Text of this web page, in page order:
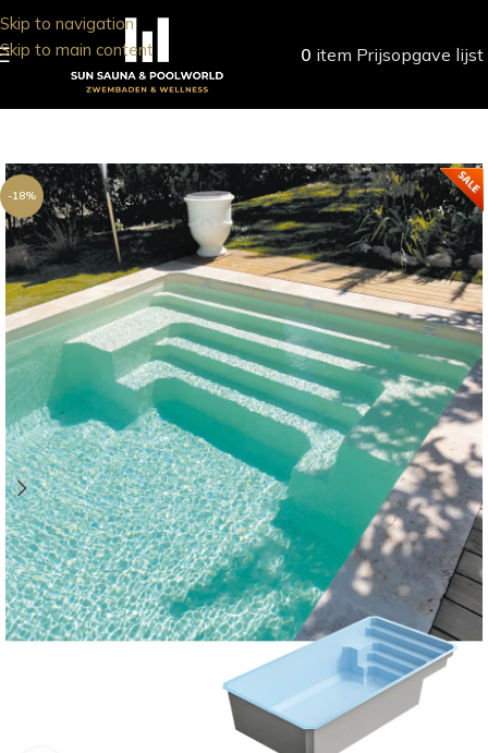
Skip to navigation
Skip to main content
0 item Prijsopgave lijst
-18%